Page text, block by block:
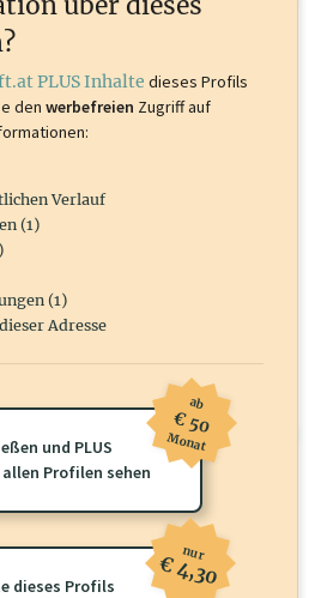
OTS-Aussendungen, und viele
wirtschaft.at PLUS Inhalte
Inhalte zu sehen.
PLUS Inhalte dieses Profils
den werbefreien Zugriff auf
Verlauf
(1)
(1)
Adresse
und PLUS
Profilen sehen
ab
€ 50
Monat
dieses Profils
nur
€ 4,30